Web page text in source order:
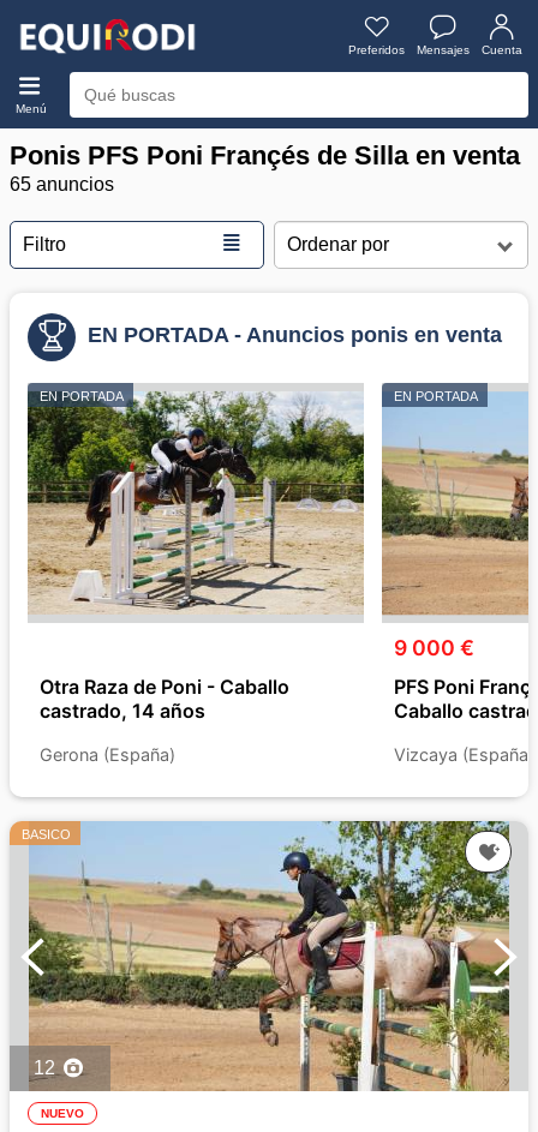
Preferidos Mensajes Cuenta
Menú
Ponis PFS Poni Françés de Silla en venta
65 anuncios
Filtro ≣
EN PORTADA - Anuncios ponis en venta
EN PORTADA
Otra Raza de Poni - Caballo
castrado, 14 años
Gerona (España)
EN PORTADA
9 000 €
PFS Poni
Caballo
Vizcaya (España)
BASICO
12
NUEVO